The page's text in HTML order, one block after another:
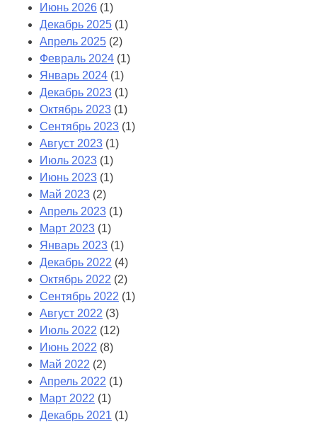
Июнь 2026 (1)
Декабрь 2025 (1)
Апрель 2025 (2)
Февраль 2024 (1)
Январь 2024 (1)
Декабрь 2023 (1)
Октябрь 2023 (1)
Сентябрь 2023 (1)
Август 2023 (1)
Июль 2023 (1)
Июнь 2023 (1)
Май 2023 (2)
Апрель 2023 (1)
Март 2023 (1)
Январь 2023 (1)
Декабрь 2022 (4)
Октябрь 2022 (2)
Сентябрь 2022 (1)
Август 2022 (3)
Июль 2022 (12)
Июнь 2022 (8)
Май 2022 (2)
Апрель 2022 (1)
Март 2022 (1)
Декабрь 2021 (1)